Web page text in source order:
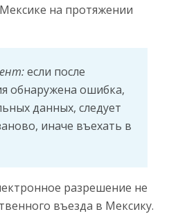
на протяжении
если после
обнаружена ошибка,
данных, следует
иначе въехать в
разрешение не
въезда в Мексику.